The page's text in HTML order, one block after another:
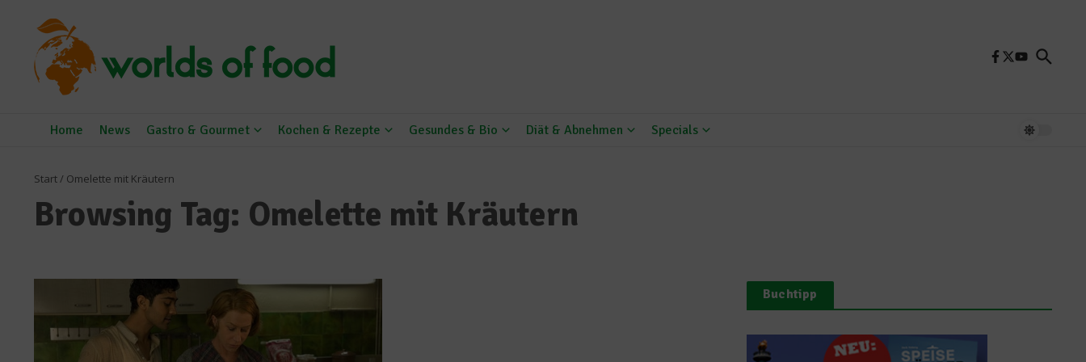
Home News Gastro & Gourmet Kochen & Rezepte Gesundes & Bio Diät & Abnehmen Specials
Start/ Omelette mit Kräutern
Browsing Tag: Omelette mit Kräutern
Buchtipp